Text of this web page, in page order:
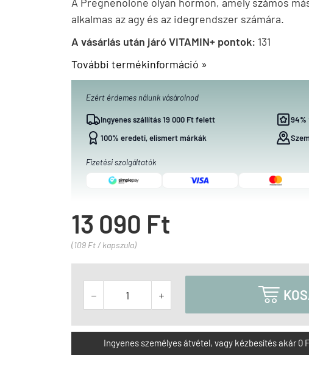
alkalmas az agy és az idegrendszer számára.
A vásárlás után járó VITAMIN+ pontok: 131
További termékinformáció »
Ezért érdemes nálunk vásárolnod
Ingyenes szállítás 19 000 Ft felett
100% eredeti, elismert márkák
Fizetési szolgáltatók
13 090 Ft
(109 Ft / kapszula)
  
Ingyenes személyes átvétel, vagy kézbesítés akár 0